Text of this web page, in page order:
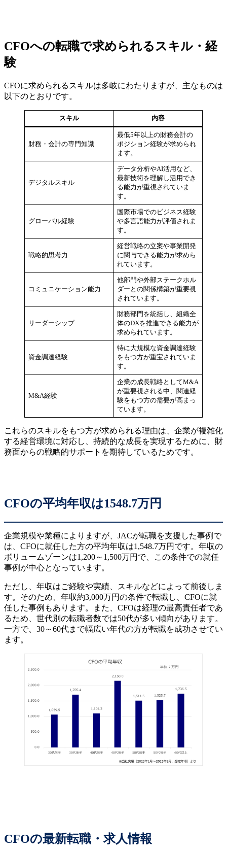
CFOへの転職で求められるスキル・経
験
CFOに求められるスキルは多岐にわたりますが、主なものは
以下のとおりです。
スキル 内容
財務・会計の専門知識
最低5年以上の財務会計の
ポジション経験が求められ
ます。
デジタルスキル
データ分析やAI活用など、
最新技術を理解し活用でき
る能力が重視されていま
す。
グローバル経験
国際市場でのビジネス経験
や多言語能力が評価されま
す。
戦略的思考力
経営戦略の立案や事業開発
に関与できる能力が求めら
れています。
コミュニケーション能力
他部門や外部ステークホル
ダーとの関係構築が重要視
されています。
リーダーシップ
財務部門を統括し、組織全
体のDXを推進できる能力が
求められています。
資金調達経験
特に大規模な資金調達経験
をもつ方が重宝されていま
す。
M&A経験
企業の成長戦略としてM&A
が重要視される中、関連経
験をもつ方の需要が高まっ
ています。
これらのスキルをもつ方が求められる理由は、企業が複雑化
する経営環境に対応し、持続的な成長を実現するために、財
務面からの戦略的サポートを期待しているためです。
CFOの平均年収は1548.7万円
企業規模や業種によりますが、JACが転職を支援した事例で
は、CFOに就任した方の平均年収は1,548.7万円です。年収の
ボリュームゾーンは1,200～1,500万円で、この条件での就任
事例が中心となっています。
ただし、年収はご経験や実績、スキルなどによって前後しま
す。そのため、年収約3,000万円の条件で転職し、CFOに就
任した事例もあります。また、CFOは経理の最高責任者であ
るため、世代別の転職者数では50代が多い傾向があります。
一方で、30～60代まで幅広い年代の方が転職を成功させてい
ます。
CFOの最新転職・求人情報